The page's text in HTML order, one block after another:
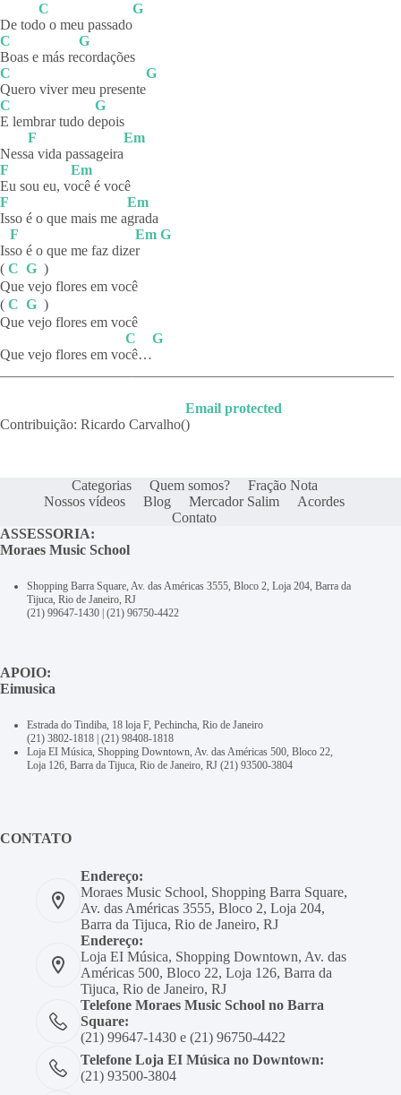
De tod
C
o o meu passado
G
C
Boas e más re
G
cordações
C
Quero viver meu presente
G
C
E lembrar tudo d
G
epois
Ness
F
a vida passageira
Em
F
Eu sou eu, v
Em
ocê é você
F
Isso é o que mais me a
Em
grada
Is
F
so é o que me faz dize
Em
r
G
( C G )
Que vejo flores em você
( C G )
Que vejo flores em você
Que vejo flores em vo
C
cê…
G
Contribuição: Ricardo Carvalho(
Email protected
)
Categorias Quem somos?
Fração Nota
Nossos vídeos
Blog Mercador Salim
Acordes
Contato
ASSESSORIA:
Moraes Music School
Shopping Barra Square, Av. das Américas 3555, Bloco 2, Loja 204, Barra da
Tijuca, Rio de Janeiro, RJ
(21) 99647-1430 (21) 96750-4422
APOIO:
Eimusica
Estrada do Tindiba, 18 loja F, Pechincha, Rio de Janeiro
(21) 3802-1818 (21) 98408-1818
Loja EI Música, Shopping Downtown, Av. das Américas 500, Bloco 22,
Loja 126, Barra da Tijuca, Rio de Janeiro, RJ (21) 93500-3804
CONTATO
Endereço:
Moraes Music School, Shopping Barra Square,
Av. das Américas 3555, Bloco 2, Loja 204,
Barra da Tijuca, Rio de Janeiro, RJ
Endereço:
Loja EI Música, Shopping Downtown, Av. das
Américas 500, Bloco 22, Loja 126, Barra da
Tijuca, Rio de Janeiro, RJ
Telefone Moraes Music School no Barra
Square:
(21) 99647-1430 e (21) 96750-4422
Telefone Loja EI Música no Downtown:
(21) 93500-3804